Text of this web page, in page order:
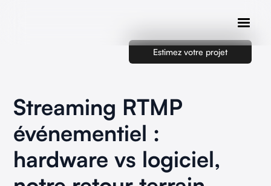
Estimez votre projet
Streaming RTMP
événementiel :
hardware vs logiciel,